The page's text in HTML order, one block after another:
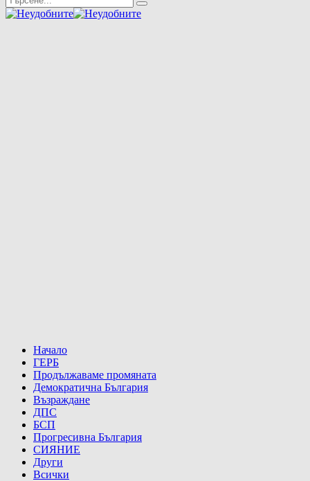
Начало
ГЕРБ
Продължаваме промяната
Демократична България
Възраждане
ДПС
БСП
Прогресивна България
СИЯНИЕ
Други
Всички